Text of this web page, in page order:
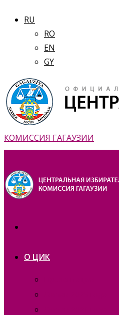
RU
RO
EN
GY
КОМИССИЯ ГАГАУЗИИ
О ЦИК